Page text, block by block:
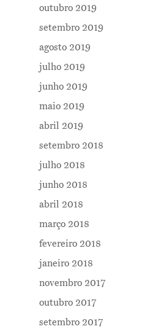
outubro 2019
setembro 2019
agosto 2019
julho 2019
junho 2019
maio 2019
abril 2019
setembro 2018
julho 2018
junho 2018
abril 2018
março 2018
fevereiro 2018
janeiro 2018
novembro 2017
outubro 2017
setembro 2017